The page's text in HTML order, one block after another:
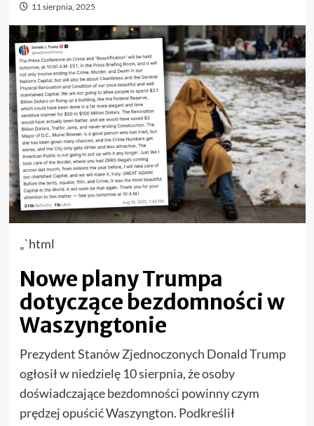
11 sierpnia, 2025
„`html
Nowe plany Trumpa
dotyczące bezdomności w
Waszyngtonie
Prezydent Stanów Zjednoczonych Donald Trump
ogłosił w niedzielę 10 sierpnia, że osoby
doświadczające bezdomności powinny czym
prędzej opuścić Waszyngton. Podkreślił